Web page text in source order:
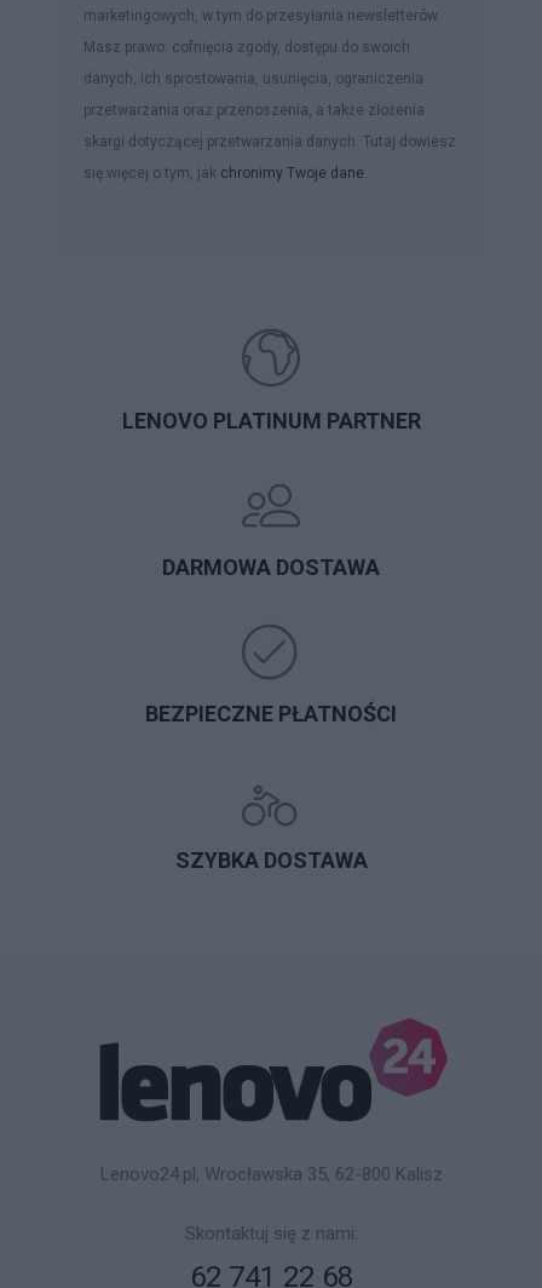
marketingowych, w tym do przesyłania newsletterów.
Masz prawo: cofnięcia zgody, dostępu do swoich
danych, ich sprostowania, usunięcia, ograniczenia
przetwarzania oraz przenoszenia, a także złożenia
skargi dotyczącej przetwarzania danych. Tutaj dowiesz
się więcej o tym, jak chronimy Twoje dane.
LENOVO PLATINUM PARTNER
DARMOWA DOSTAWA
BEZPIECZNE PŁATNOŚCI
SZYBKA DOSTAWA
Lenovo24.pl, Wrocławska 35, 62-800 Kalisz
Skontaktuj się z nami:
62 741 22 68